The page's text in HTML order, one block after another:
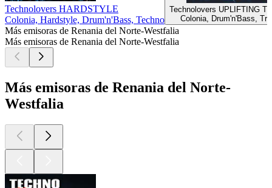
Technolovers HARDSTYLE
Colonia, Hardstyle, Drum'n'Bass, Techno
Technolovers UPLIFTING
Colonia, Drum'n'Bass,
Más emisoras de Renania del Norte-Westfalia
Más emisoras de Renania del Norte-Westfalia
Más emisoras de Renania del Norte-
Westfalia